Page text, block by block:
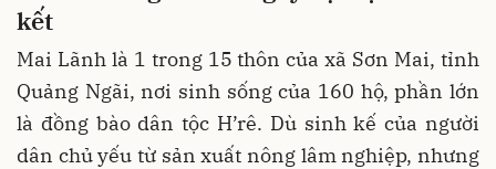
kết
Mai Lãnh là 1 trong 15 thôn của xã Sơn Mai, tỉnh
Quảng Ngãi, nơi sinh sống của 160 hộ, phần lớn
là đồng bào dân tộc H’rê. Dù sinh kế của người
dân chủ yếu từ sản xuất nông lâm nghiệp, nhưng